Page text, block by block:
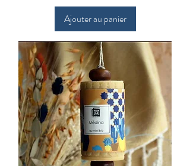
Ajouter au panier